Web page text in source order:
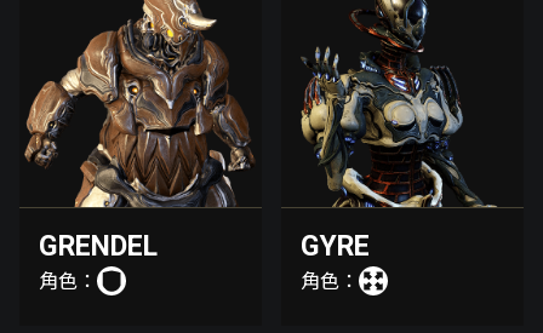
GRENDEL
角色：
GYRE
角色：